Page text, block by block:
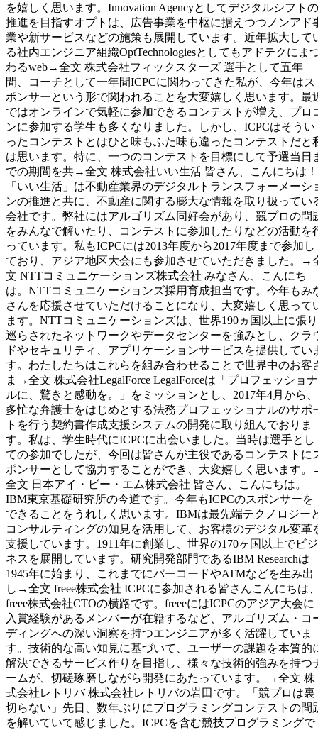
を嬉しく思います。Innovation Agencyとしてデジタルシフトの
推進を目指すオプトは、広告事業を中枢に据えつつノンアド
業や新サービスなどの施策も展開しています。近年拡大して
る社内エンジニア組織OptTechnologiesとしてもアドテクにま
わるweb→全文 株式会社フィックスターズ 選手として五年
間、コーチとして一年間ICPCに関わってきた私が、今年はス
ポンサーという形で関われることを大変嬉しく思います。最
ではオンラインで気軽に参加できるコンテストが増え、プロ
ンに参加する学生も多くなりました。しかし、ICPCはそうい
ったコンテストとはひと味もふた味も違ったコンテストだと
は思います。特に、一つのコンテストを目標にして予選当日
での期間を共→全文 株式会社いい生活 皆さん、こんにちは！
「いい生活」は不動産業界のデジタルトランスフォーメーシ
ンの推進と共に、不動産に関する膨大な情報を取り扱ってい
会社です。弊社にはアルゴリズム同好会があり、競プロの問
をみんなで解いたり、コンテストに参加したりなどの活動を
っています。私もICPCには2013年度から2017年度まで参加し
ており、アジア地区大会にも参加させていただきました。→
文 NTTコミュニケーションズ株式会社 みなさん、こんにち
は。NTTコミュニケーションズ採用育成担当です。今年もみ
さんを応援させていただけることになり、大変嬉しく思って
ます。NTTコミュニケーションズは、世界190ヵ国以上に張り
巡らされたネットワークやデータセンターを強みとし、クラ
ドやセキュリティ、アプリケーションサービスを提供してい
す。わたしたちはこれらを組み合わせることで世界中のお客
ま→全文 株式会社LegalForce LegalForceは「プロフェッショナ
ルに、驚きと感動を。」をミッションとし、2017年4月から、
多忙な弁護士をはじめとする法務プロフェッショナルのサポ
トを行う契約書作成支援システムの開発に取り組んでおりま
す。私は、学生時代にICPCに出会いました。当時は選手とし
ての参加でしたが、今回は皆さんが主役であるコンテストに
ポンサーとして協力することができ、大変嬉しく思います
全文 日本アイ・ビー・エム株式会社 皆さん、こんにちは。
IBM東京基礎研究所の今道です。今年もICPCのスポンサーを
できることをうれしく思います。IBMは最先端テクノロジー
コンサルティングの知見を活用して、お客様のデジタル変革
支援しています。1911年に創業し、世界の170ヶ国以上でビジ
ネスを展開しています。研究開発部門であるIBM Researchは
1945年に始まり、これまでにバーコードやATMなどを生み出
し→全文 freee株式会社 ICPCに参加される皆さんこんにちは
freee株式会社CTOの横路です。freeeにはICPCのアジア大会に
入賞経験があるメンバーが在籍するなど、アルゴリズム・コ
ディングへの深い洞察を持つエンジニアが多く活躍していま
す。技術的な高い知見に基づいて、ユーザーの課題を本質的
解決できるサービス作りを目指し、様々な技術的強みを持つ
ームが、切磋琢磨しながら開発にあたっています。→全文 株
式会社レトリバ 株式会社レトリバの岩田です。「競プロは裏
切らない」先日、数年ぶりにプログラミングコンテストの問
を解いていて感じました。ICPCを含む競技プログラミングで